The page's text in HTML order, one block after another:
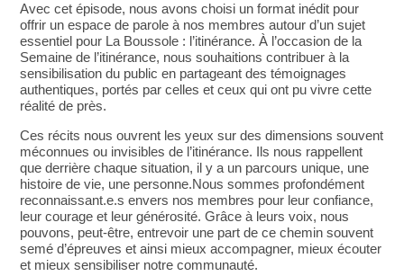
Avec cet épisode, nous avons choisi un format inédit pour
offrir un espace de parole à nos membres autour d’un sujet
essentiel pour La Boussole : l’itinérance. À l’occasion de la
Semaine de l’itinérance, nous souhaitions contribuer à la
sensibilisation du public en partageant des témoignages
authentiques, portés par celles et ceux qui ont pu vivre cette
réalité de près.
Ces récits nous ouvrent les yeux sur des dimensions souvent
méconnues ou invisibles de l’itinérance. Ils nous rappellent
que derrière chaque situation, il y a un parcours unique, une
histoire de vie, une personne.Nous sommes profondément
reconnaissant.e.s envers nos membres pour leur confiance,
leur courage et leur générosité. Grâce à leurs voix, nous
pouvons, peut-être, entrevoir une part de ce chemin souvent
semé d’épreuves et ainsi mieux accompagner, mieux écouter
et mieux sensibiliser notre communauté.